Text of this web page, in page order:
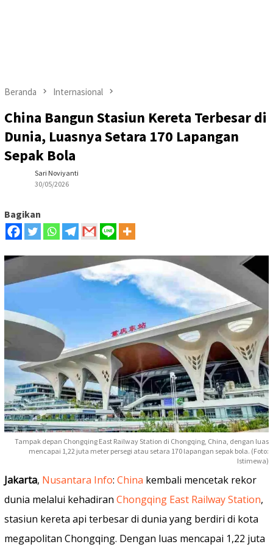
Beranda Internasional
China Bangun Stasiun Kereta Terbesar di
Dunia, Luasnya Setara 170 Lapangan
Sepak Bola
Sari Noviyanti
30/05/2026
Bagikan
Tampak depan Chongqing East Railway Station di Chongqing, China, dengan luas
mencapai 1,22 juta meter persegi atau setara 170 lapangan sepak bola. (Foto:
Istimewa)
Jakarta, Nusantara Info: China kembali mencetak rekor
dunia melalui kehadiran Chongqing East Railway Station,
stasiun kereta api terbesar di dunia yang berdiri di kota
megapolitan Chongqing. Dengan luas mencapai 1,22 juta